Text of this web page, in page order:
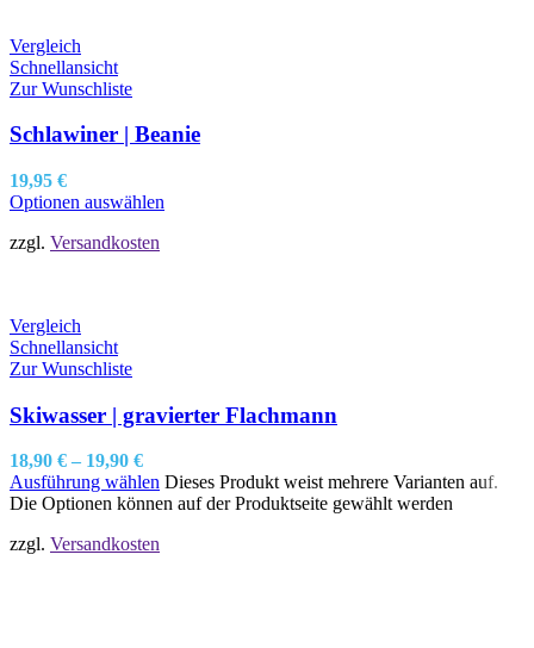
Vergleich
Schnellansicht
Zur Wunschliste
Schlawiner | Beanie
19,95 €
Optionen auswählen
zzgl. Versandkosten
Vergleich
Schnellansicht
Zur Wunschliste
Skiwasser | gravierter Flachmann
18,90 € – 19,90 €
Ausführung wählen Dieses Produkt weist mehrere Varianten auf.
Die Optionen können auf der Produktseite gewählt werden
zzgl. Versandkosten